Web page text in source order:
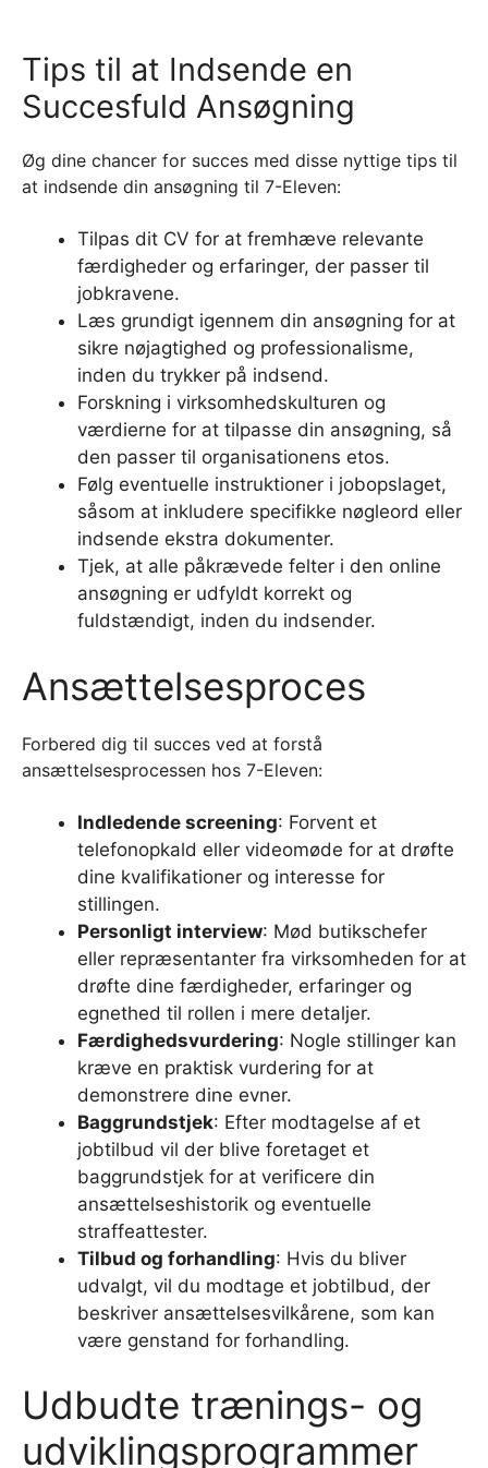
Tips til at Indsende en
Succesfuld Ansøgning
Øg dine chancer for succes med disse nyttige tips til
at indsende din ansøgning til 7-Eleven:
Tilpas dit CV for at fremhæve relevante
færdigheder og erfaringer, der passer til
jobkravene.
Læs grundigt igennem din ansøgning for at
sikre nøjagtighed og professionalisme,
inden du trykker på indsend.
Forskning i virksomhedskulturen og
værdierne for at tilpasse din ansøgning, så
den passer til organisationens etos.
Følg eventuelle instruktioner i jobopslaget,
såsom at inkludere specifikke nøgleord eller
indsende ekstra dokumenter.
Tjek, at alle påkrævede felter i den online
ansøgning er udfyldt korrekt og
fuldstændigt, inden du indsender.
Ansættelsesproces
Forbered dig til succes ved at forstå
ansættelsesprocessen hos 7-Eleven:
Indledende screening: Forvent et
telefonopkald eller videomøde for at drøfte
dine kvalifikationer og interesse for
stillingen.
Personligt interview: Mød butikschefer
eller repræsentanter fra virksomheden for at
drøfte dine færdigheder, erfaringer og
egnethed til rollen i mere detaljer.
Færdighedsvurdering: Nogle stillinger kan
kræve en praktisk vurdering for at
demonstrere dine evner.
Baggrundstjek: Efter modtagelse af et
jobtilbud vil der blive foretaget et
baggrundstjek for at verificere din
ansættelseshistorik og eventuelle
straffeattester.
Tilbud og forhandling: Hvis du bliver
udvalgt, vil du modtage et jobtilbud, der
beskriver ansættelsesvilkårene, som kan
være genstand for forhandling.
Udbudte trænings- og
udviklingsprogrammer